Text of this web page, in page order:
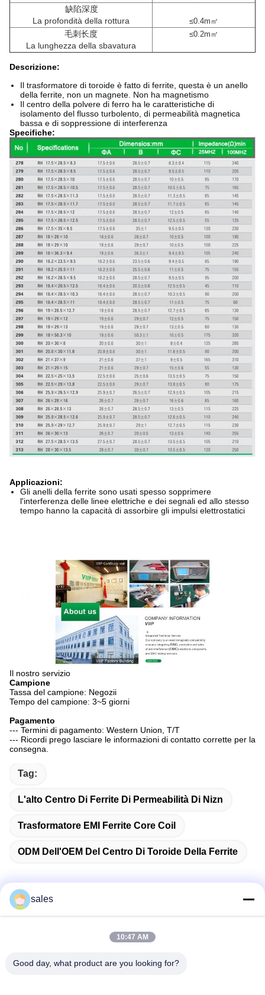
缺陷深度
La profondità della rottura
≤0.4m㎡
毛刺长度
La lunghezza della sbavatura
≤0.2m㎡
Descrizione:
Il trasformatore di toroide è fatto di ferrite, questa è un anello
della ferrite, non un magnete. Non ha magnetismo
Il centro della polvere di ferro ha le caratteristiche di
isolamento del flusso turbolento, di permeabilità magnetica
bassa e di soppressione di interferenza
Specifiche:
Applicazioni:
Gli anelli della ferrite sono usati spesso sopprimere
l'interferenza delle linee elettriche e dei segnali ed allo stesso
tempo hanno la capacità di assorbire gli impulsi elettrostatici
Il nostro servizio
Campione
Tassa del campione: Negozii
Tempo del campione: 3~5 giorni
Pagamento
--- Termini di pagamento: Western Union, T/T
--- Ricordi prego lasciare le informazioni di contatto corrette per la
consegna.
Tag:
L'alto Centro Di Ferrite Di Permeabilità Di Nizn
Trasformatore EMI Ferrite Core Coil
ODM Dell'OEM Del Centro Di Toroide Della Ferrite
Stanza 1301, Blocco B, Rongchao New Times Plaza, Parco
sales
10:47 AM
Good day, what product are you looking for?